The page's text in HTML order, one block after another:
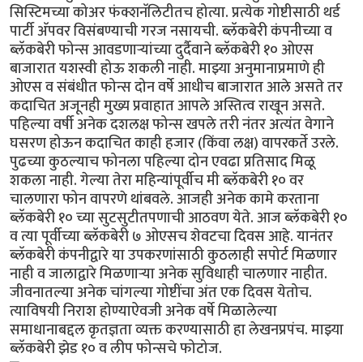
सिस्टिमच्या कोअर फंक्शनॅलिटीतच होत्या. प्रत्येक गोष्टीसाठी थर्ड
पार्टी अ‍ॅपवर विसंबण्याची गरज नसायची. ब्लॅकबेरी कंपनीच्या व
ब्लॅकबेरी फोन्स आवडणार्‍यांच्या दुर्दैवाने ब्लॅकबेरी १० ओएस
बाजारात यशस्वी होऊ शकली नाही. माझ्या अनुमानाप्रमाणे ही
ओएस व संबंधीत फोन्स दोन वर्षे आधीच बाजारात आले असते तर
कदाचित अजूनही मुख्य प्रवाहात आपले अस्तित्व राखून असते.
पहिल्या वर्षी अनेक दशलक्ष फोन्स खपले तरी नंतर अत्यंत वेगाने
घसरण होऊन कदाचित काही हजार (किंवा लक्ष) वापरकर्ते उरले.
पुढच्या कुठल्याच फोनला पहिल्या दोन एवढा प्रतिसाद मिळू
शकला नाही. गेल्या तेरा महिन्यांपूर्वीच मी ब्लॅकबेरी १० वर
चालणारा फोन वापरणे थांबवले. आजही अनेक कामे करताना
ब्लॅकबेरी १० च्या सुटसुटीतपणाची आठवण येते. आज ब्लॅकबेरी १०
व त्या पूर्वीच्या ब्लॅकबेरी ७ ओएसच शेवटचा दिवस आहे. यानंतर
ब्लॅकबेरी कंपनीद्वारे या उपकरणांसाठी कुठलाही सपोर्ट मिळणार
नाही व जालाद्वारे मिळणार्‍या अनेक सुविधाही चालणार नाहीत.
जीवनातल्या अनेक चांगल्या गोष्टींचा अंत एक दिवस येतोच.
त्याविषयी निराश होण्याऐवजी अनेक वर्षे मिळालेल्या
समाधानाबद्दल कृतज्ञता व्यक्त करण्यासाठी हा लेखनप्रपंच. माझ्या
ब्लॅकबेरी झेड १० व लीप फोन्सचे फोटोज.